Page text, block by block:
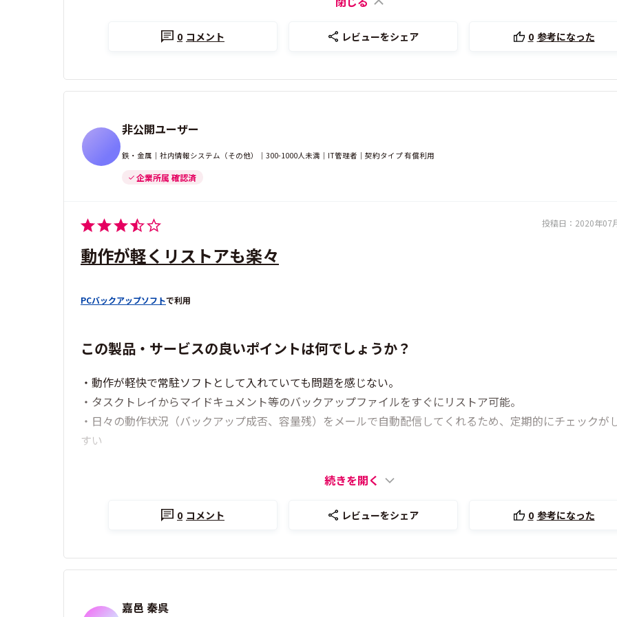
0 コメント レビューをシェア 0 参考になった
非公開ユーザー
鉄・金属｜社内情報システム（その他）｜300-1000人未満｜IT管理者｜契約タイプ 有償利用
企業所属 確認済
投稿日： 2020年07
動作が軽くリストアも楽々
PCバックアップソフトで利用
この製品・サービスの良いポイントは何でしょうか？
・動作が軽快で常駐ソフトとして入れていても問題を感じない。
・タスクトレイからマイドキュメント等のバックアップファイルをすぐにリストア可能。
・日々の動作状況（バックアップ成否、容量残）をメールで自動配信してくれるため、定期的にチェックが
すい
続きを開く
0 コメント レビューをシェア 0 参考になった
嘉邑 秦呉